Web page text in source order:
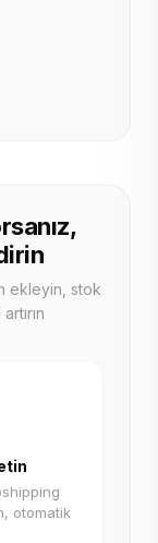
ekleyin, stok
otomatik